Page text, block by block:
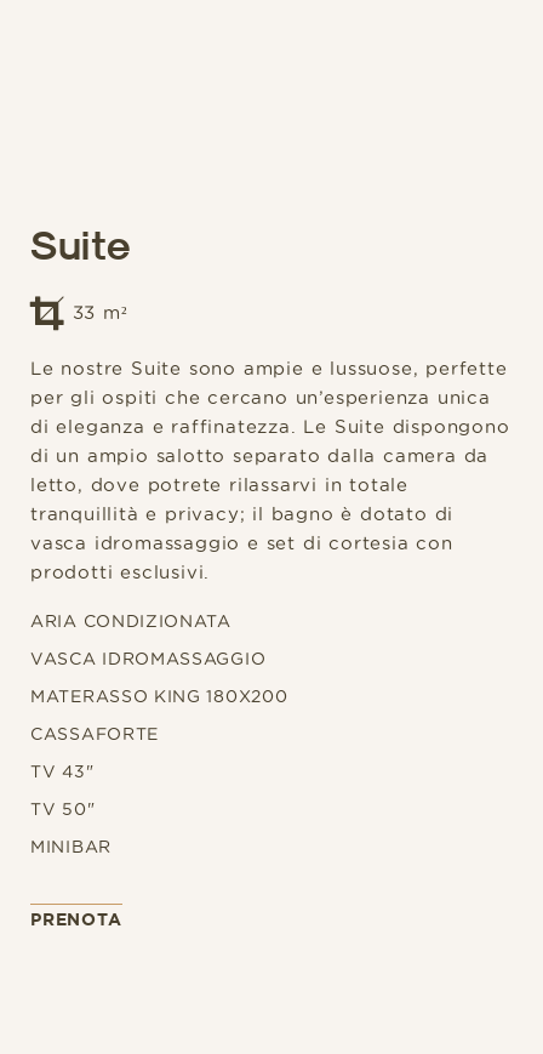
Suite
33 m²
Le nostre Suite sono ampie e lussuose, perfette
per gli ospiti che cercano un’esperienza unica
di eleganza e raffinatezza. Le Suite dispongono
di un ampio salotto separato dalla camera da
letto, dove potrete rilassarvi in totale
tranquillità e privacy; il bagno è dotato di
vasca idromassaggio e set di cortesia con
prodotti esclusivi.
ARIA CONDIZIONATA
VASCA IDROMASSAGGIO
MATERASSO KING 180X200
CASSAFORTE
TV 43"
TV 50"
MINIBAR
PRENOTA